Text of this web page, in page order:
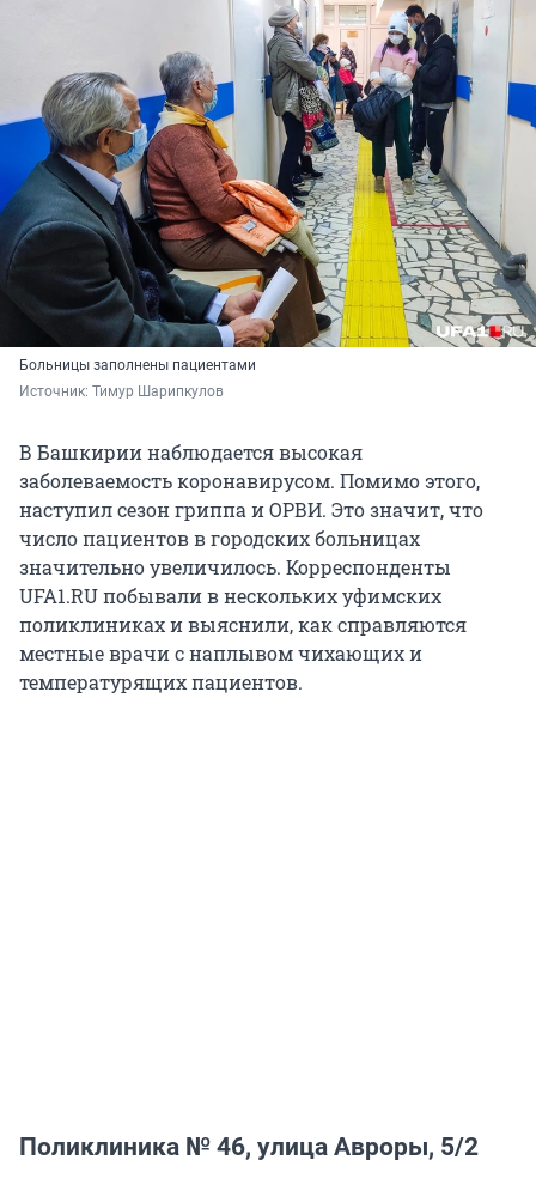
Больницы заполнены пациентами
Источник: Тимур Шарипкулов
В Башкирии наблюдается высокая
заболеваемость коронавирусом. Помимо этого,
наступил сезон гриппа и ОРВИ. Это значит, что
число пациентов в городских больницах
значительно увеличилось. Корреспонденты
UFA1.RU побывали в нескольких уфимских
поликлиниках и выяснили, как справляются
местные врачи с наплывом чихающих и
температурящих пациентов.
Поликлиника № 46, улица Авроры, 5/2